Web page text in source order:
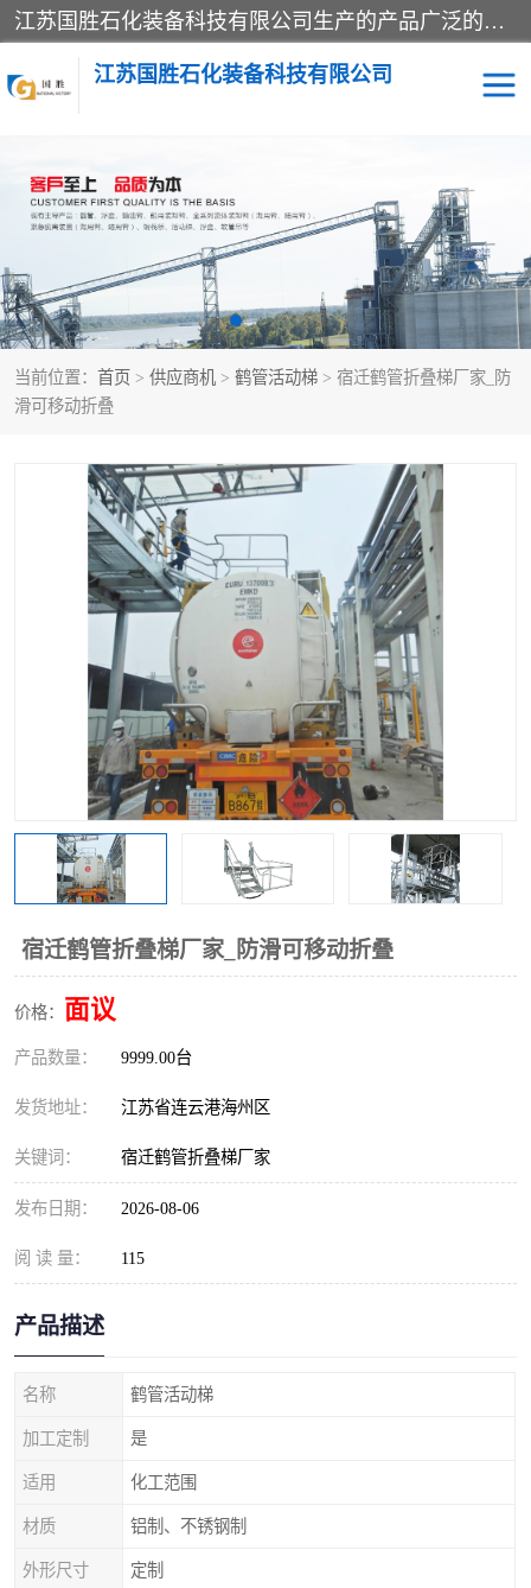
江苏国胜石化装备科技有限公司生产的产品广泛的应用于石油、石化等行业中，产品种类齐全，其中包括装卸鹤管、汽车鹤管、火车鹤管、装车鹤管、卸车鹤管、上装鹤管、下装鹤管、lng鹤管、发油鹤管、液氨鹤管、液化气鹤管等，我们生产的产品质量上乘，价格实惠，服务好，买鹤管就到国胜石化装备！
江苏国胜石化装备科技有限公司
当前位置： 首页 > 供应商机 > 鹤管活动梯 > 宿迁鹤管折叠梯厂家_防
滑可移动折叠
宿迁鹤管折叠梯厂家_防滑可移动折叠
价格： 面议
产品数量： 9999.00台
发货地址： 江苏省连云港海州区
关键词： 宿迁鹤管折叠梯厂家
发布日期： 2026-08-06
阅 读 量： 115
产品描述
名称 鹤管活动梯
加工定制 是
适用 化工范围
材质 铝制、不锈钢制
外形尺寸 定制
输油臂 鹤管活动梯